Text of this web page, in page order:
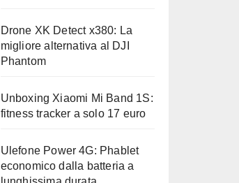
Drone XK Detect x380: La
migliore alternativa al DJI
Phantom
Unboxing Xiaomi Mi Band 1S:
fitness tracker a solo 17 euro
Ulefone Power 4G: Phablet
economico dalla batteria a